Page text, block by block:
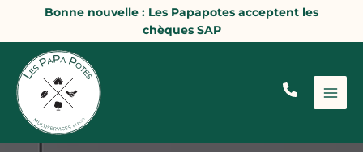
contenu
Bonne nouvelle : Les Papapotes acceptent les
chèques SAP